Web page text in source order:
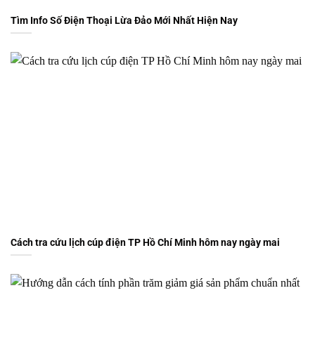
Tìm Info Số Điện Thoại Lừa Đảo Mới Nhất Hiện Nay
Cách tra cứu lịch cúp điện TP Hồ Chí Minh hôm nay ngày mai